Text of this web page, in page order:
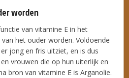
worden
van vitamine E in het
het ouder worden. Voldoende
jong en fris uitziet, en is dus
vrouwen die op hun uiterlijk en
bron van vitamine E is Arganolie.